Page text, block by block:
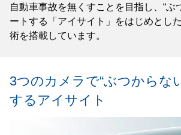
自動車事故を無くすことを目指し、“ぶ
ートする「アイサイト」をはじめとし
術を搭載しています。
3つのカメラで“ぶつからな
するアイサイト